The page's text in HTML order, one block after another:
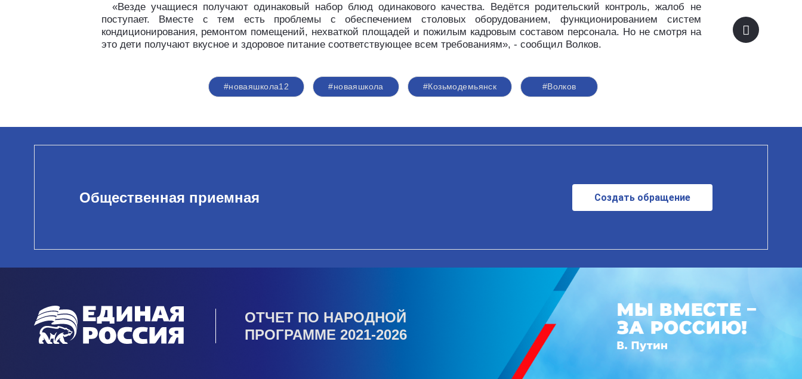
«Везде учащиеся получают одинаковый набор блюд одинакового качества. Ведётся родительский контроль, жалоб не
поступает. Вместе с тем есть проблемы с обеспечением столовых оборудованием, функционированием систем
кондиционирования, ремонтом помещений, нехваткой площадей и пожилым кадровым составом персонала. Но не смотря на
это дети получают вкусное и здоровое питание соответствующее всем требованиям», - сообщил Волков.
#новаяшкола12 #новаяшкола #Козьмодемьянск #Волков
Общественная приемная Создать обращение
ОТЧЕТ ПО НАРОДНОЙ
ПРОГРАММЕ 2021-2026